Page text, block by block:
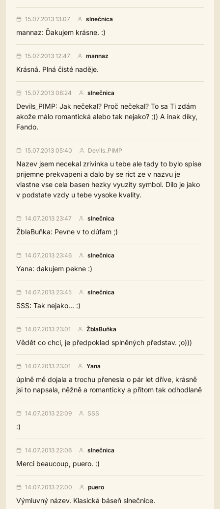
15.07.2013 13:07 slnečnica
mannaz: Ďakujem krásne. :)
15.07.2013 12:47 mannaz
Krásná. Plná čisté naděje.
15.07.2013 08:24 slnečnica
Devils_PIMP: Jak nečekal? Proč nečekal? To sa Ti zdám
akože málo romantická alebo tak nejako? ;)) A inak díky,
Fando.
15.07.2013 05:40 Devils_PIMP
Nazev jsem necekal zrivinka u tebe ale tady to bylo spise
prijemne prekvapeni a dalo by se rict ze v nazvu je
vlastne vse cela basen hezky vyuzity symbol. Dilo je jako
v podstate vzdy u tebe vysoke kvality.
14.07.2013 23:47 slnečnica
ŽblaBuňka: Pevne v to dúfam ;)
14.07.2013 23:46 slnečnica
Yana: dakujem pekne :)
14.07.2013 23:45 slnečnica
SSS: Tak nejako... :)
14.07.2013 23:01 ŽblaBuňka
Vědět co chci, je předpoklad splněných představ. ;o)))
14.07.2013 23:01 Yana
úplně mě dojala a trochu přenesla o pár let dříve, krásně
jsi to napsala, něžně a romanticky a přitom tak odhodlaně
14.07.2013 22:09 SSS
:)
14.07.2013 22:06 slnečnica
Merci beaucoup, puero. :)
14.07.2013 22:00 puero
Výmluvný název. Klasická báseň slnečnice.